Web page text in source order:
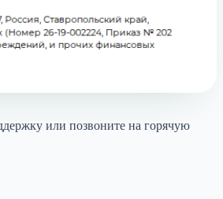
или позвоните на горячую